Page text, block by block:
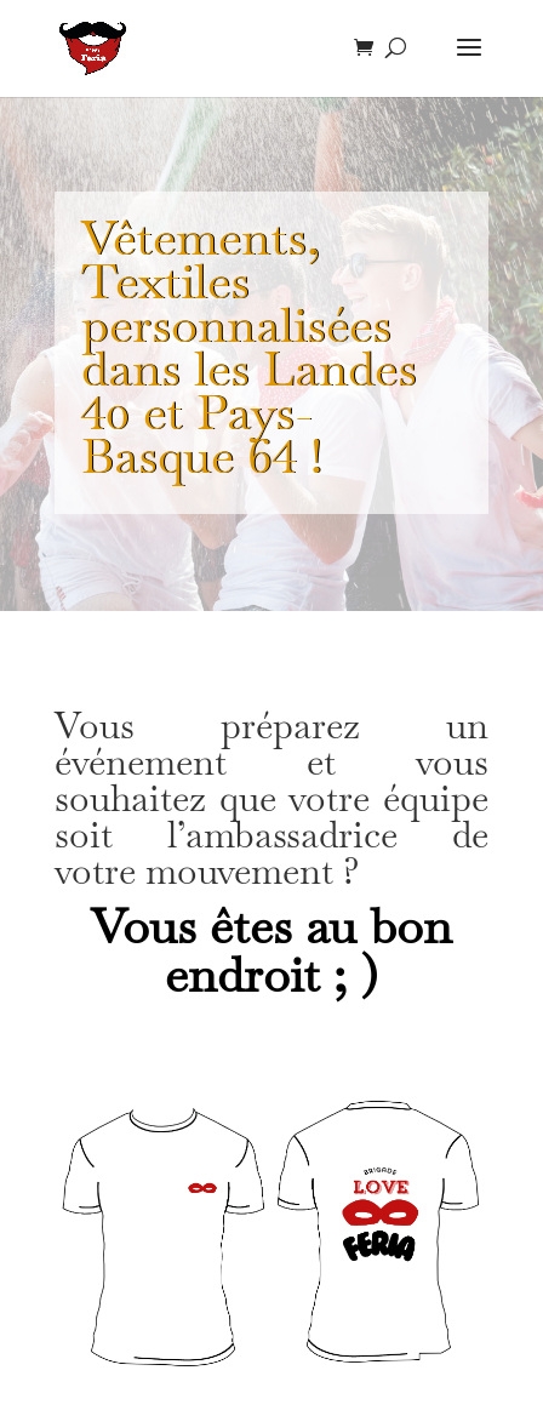
Vêtements,
Textiles
personnalisées
dans les Landes
40 et Pays-
Basque 64 !
Vous préparez un
événement et vous
souhaitez que votre équipe
soit l’ambassadrice de
votre mouvement ?
Vous êtes au bon
endroit ; )